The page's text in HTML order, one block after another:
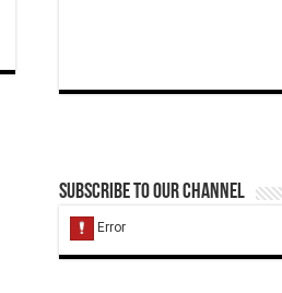
Subscribe to our Channel